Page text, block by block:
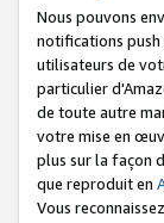
Nous pouvons
notifications push
utilisateurs de
particulier
de toute autre
votre mise en
plus sur la façon
que reproduit en
Vous